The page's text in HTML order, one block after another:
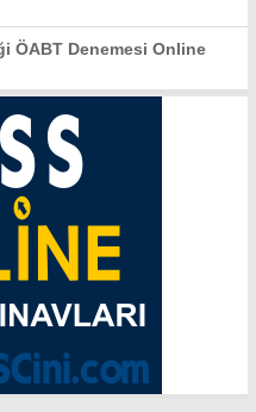
ÖABT Denemesi Online